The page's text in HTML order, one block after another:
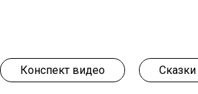
Конспект видео Сказки